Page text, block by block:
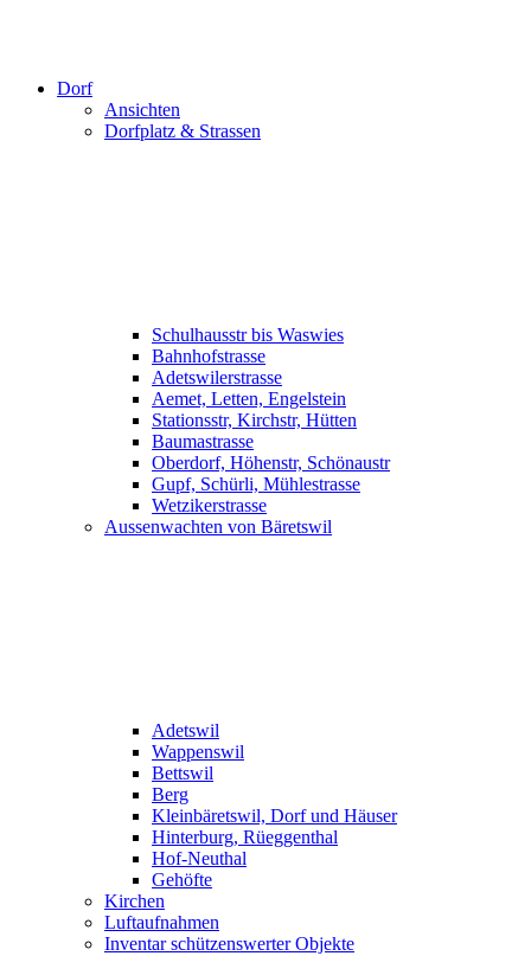
Dorf
Ansichten
Dorfplatz & Strassen
Schulhausstr bis Waswies
Bahnhofstrasse
Adetswilerstrasse
Aemet, Letten, Engelstein
Stationsstr, Kirchstr, Hütten
Baumastrasse
Oberdorf, Höhenstr, Schönaustr
Gupf, Schürli, Mühlestrasse
Wetzikerstrasse
Aussenwachten von Bäretswil
Adetswil
Wappenswil
Bettswil
Berg
Kleinbäretswil, Dorf und Häuser
Hinterburg, Rüeggenthal
Hof-Neuthal
Gehöfte
Kirchen
Luftaufnahmen
Inventar schützenswerter Objekte